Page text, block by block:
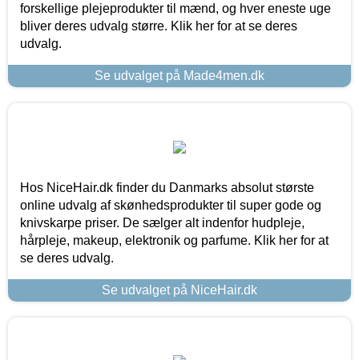
forskellige plejeprodukter til mænd, og hver eneste uge
bliver deres udvalg større. Klik her for at se deres
udvalg.
Se udvalget på Made4men.dk
Hos NiceHair.dk finder du Danmarks absolut største
online udvalg af skønhedsprodukter til super gode og
knivskarpe priser. De sælger alt indenfor hudpleje,
hårpleje, makeup, elektronik og parfume. Klik her for at
se deres udvalg.
Se udvalget på NiceHair.dk